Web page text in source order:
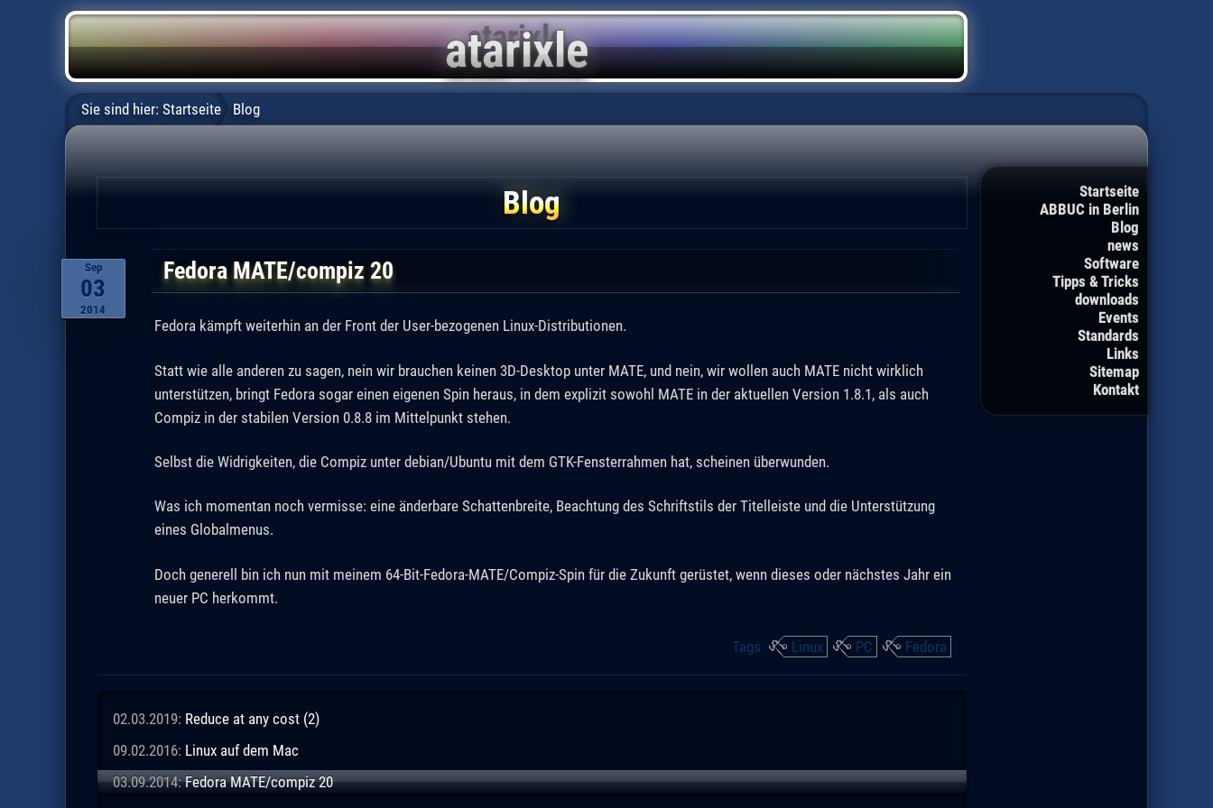
Startseite
ABBUC in Berlin
Blog
news
Software
Tipps & Tricks
downloads
Events
Standards
Links
Sitemap
Kontakt
Sie sind hier: Startseite Blog
Blog
Sep
03
2014
Fedora MATE/compiz 20
Fedora kämpft weiterhin an der Front der User-bezogenen Linux-Distributionen.
Statt wie alle anderen zu sagen, nein wir brauchen keinen 3D-Desktop unter MATE, und nein, wir wollen auch MATE nicht wirklich
unterstützen, bringt Fedora sogar einen eigenen Spin heraus, in dem explizit sowohl MATE in der aktuellen Version 1.8.1, als auch
Compiz in der stabilen Version 0.8.8 im Mittelpunkt stehen.
Selbst die Widrigkeiten, die Compiz unter debian/Ubuntu mit dem GTK-Fensterrahmen hat, scheinen überwunden.
Was ich momentan noch vermisse: eine änderbare Schattenbreite, Beachtung des Schriftstils der Titelleiste und die Unterstützung
eines Globalmenus.
Doch generell bin ich nun mit meinem 64-Bit-Fedora-MATE/Compiz-Spin für die Zukunft gerüstet, wenn dieses oder nächstes Jahr ein
neuer PC herkommt.
Tags: Linux PC Fedora
02.03.2019: Reduce at any cost (2)
09.02.2016: Linux auf dem Mac
03.09.2014:Fedora MATE/compiz 20